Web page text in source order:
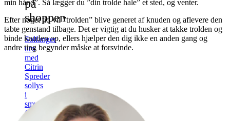
på
shoppen
Solfanger
uro
med
Citrin
Spreder
sollys
i
smukke
farver
min hånd”. Så lægger du ”din trolde hale” et sted, og venter.
Efter noget tid vil ”trolden” blive generet af knuden og aflevere den
tabte genstand tilbage. Det er vigtig at du husker at takke trolden og
binde knuden op, ellers hjælper den dig ikke en anden gang og
andre ting begynder måske at forsvinde.